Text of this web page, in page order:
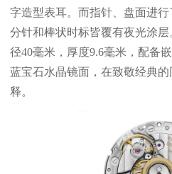
字造型表耳。而指针、盘面进行
分针和棒状时标皆覆有夜光涂
径40毫米，厚度9.6毫米，配备
蓝宝石水晶镜面，在致敬经典
释。